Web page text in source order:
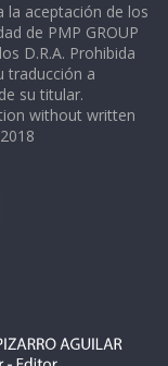
la aceptación de los
de PMP GROUP
D.R.A. Prohibida
traducción a
su titular.
without written